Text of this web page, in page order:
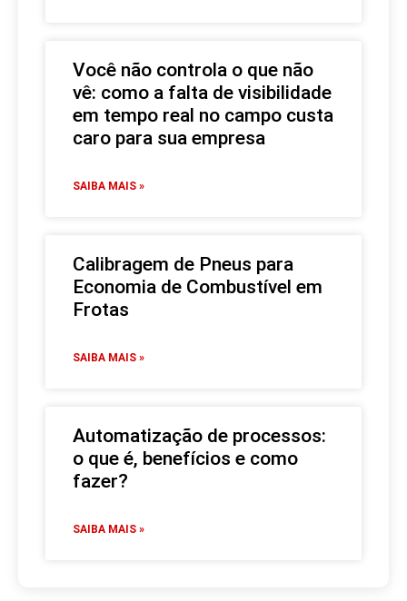
Você não controla o que não
vê: como a falta de visibilidade
em tempo real no campo custa
caro para sua empresa
SAIBA MAIS »
Calibragem de Pneus para
Economia de Combustível em
Frotas
SAIBA MAIS »
Automatização de processos:
o que é, benefícios e como
fazer?
SAIBA MAIS »